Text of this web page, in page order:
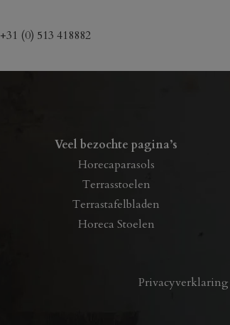
+31 (0) 513 418882
Veel bezochte pagina’s
Horecaparasols
Terrasstoelen
Terrastafelbladen
Horeca Stoelen
Privacyverklaring